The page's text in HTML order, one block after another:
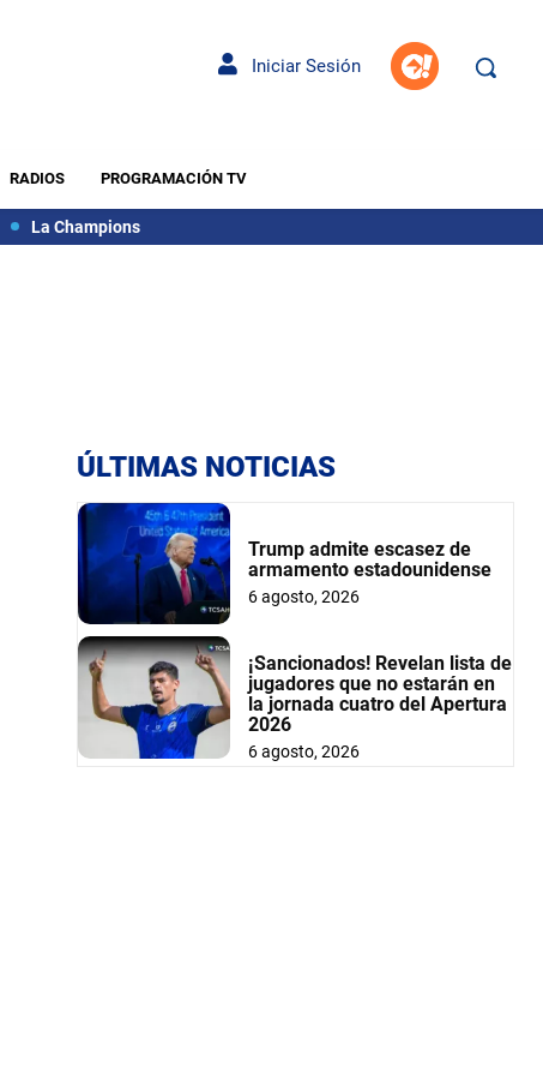
Iniciar Sesión
RADIOS PROGRAMACIÓN TV
La Champions
ÚLTIMAS NOTICIAS
Trump admite escasez de
armamento estadounidense
6 agosto, 2026
¡Sancionados! Revelan lista de
jugadores que no estarán en
la jornada cuatro del Apertura
2026
6 agosto, 2026